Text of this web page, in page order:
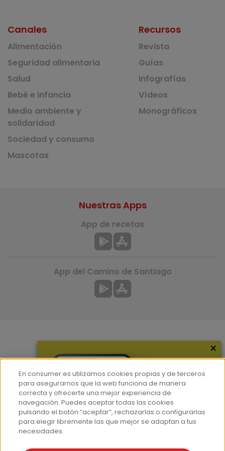
Canales
Alimentación
Seguridad alimentaria
Salud
Bebé e infancia
Medio ambiente y
solidaridad
Sociedad y consumo
Mascotas
Recursos
Revista
Guías
Infografías
Vídeos
Monográficos
Hemeroteca
Contacto
Prensa
Corpus Lingüístico Consumer
Nuestras Apps
App de recetas
App del Camino de Santiago
×
En consumer.es utilizamos cookies propias y de terceros
para asegurarnos que la web funciona de manera
correcta y ofrecerte una mejor experiencia de
navegación. Puedes aceptar todas las cookies
pulsando el botón “aceptar”, rechazarlas o configurarlas
para elegir libremente las que mejor se adaptan a tus
necesidades.